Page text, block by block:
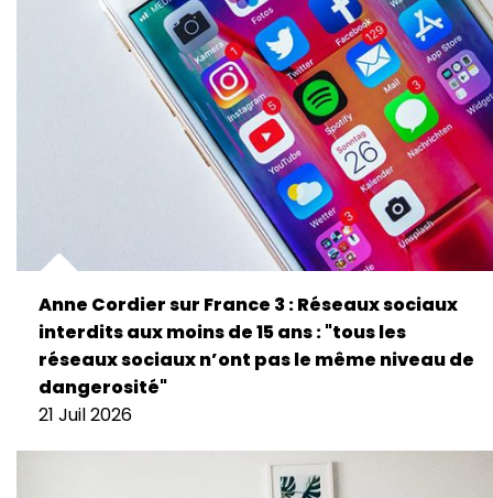
Anne Cordier sur France 3 : Réseaux sociaux
interdits aux moins de 15 ans : "tous les
réseaux sociaux n’ont pas le même niveau de
dangerosité"
21 Juil 2026